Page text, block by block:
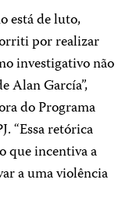
está de luto,
por realizar
investigativo não
Alan García”,
do Programa
“Essa retórica
que incentiva a
a uma violência